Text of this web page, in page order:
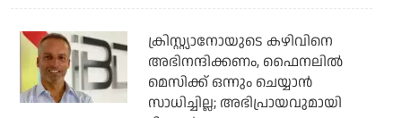
ക്രിസ്റ്റ്യാനോയുടെ കഴിവിനെ
അഭിനന്ദിക്കണം, ഫൈനലില്‍
മെസിക്ക് ഒന്നും ചെയ്യാന്‍
സാധിച്ചില്ല; അഭിപ്രായവുമായി